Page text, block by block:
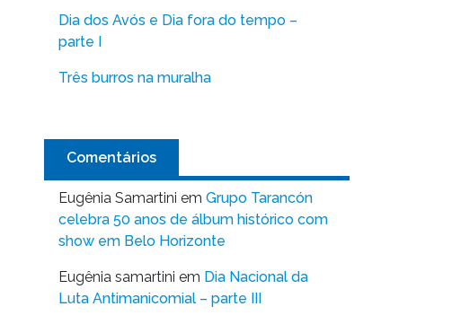
Dia dos Avós e Dia fora do tempo –
parte I
Três burros na muralha
Comentários
Eugênia Samartini em Grupo Tarancón
celebra 50 anos de álbum histórico com
show em Belo Horizonte
Eugênia samartini em Dia Nacional da
Luta Antimanicomial – parte III